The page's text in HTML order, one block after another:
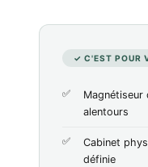
✓ C'EST POUR
Magnétiseur
alentours
Cabinet
définie